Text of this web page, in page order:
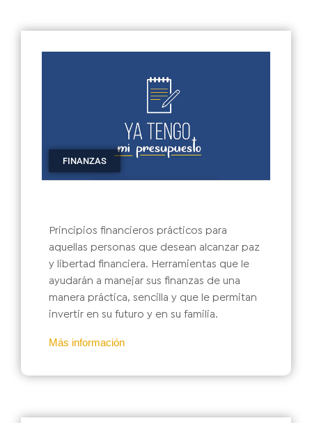
FINANZAS
Principios financieros prácticos para
aquellas personas que desean alcanzar paz
y libertad financiera. Herramientas que le
ayudarán a manejar sus finanzas de una
manera práctica, sencilla y que le permitan
invertir en su futuro y en su familia.
Más información